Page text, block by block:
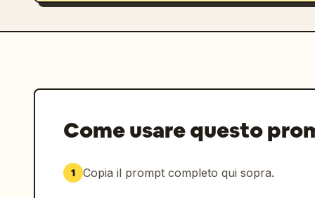
Gioielli minimali in argento
Pareti bianco caldo e morbido
Pavimento in cemento pulito
Atmosfera lifestyle-fashion
Nessun mobile visibile
Estetica da studio spazioso e premium
Come usare questo
1 Copia il prompt completo qui sopra.